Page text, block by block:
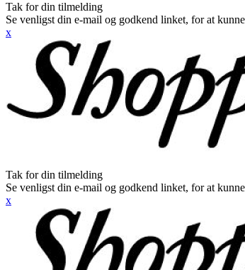
Tak for din tilmelding
Se venligst din e-mail og godkend linket, for at
x
Tak for din tilmelding
Se venligst din e-mail og godkend linket, for at
x